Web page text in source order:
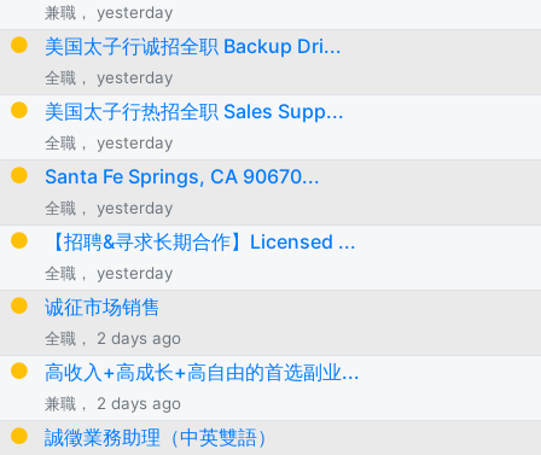
兼職， yesterday
美国太子行诚招全职 Backup Dri...
全職， yesterday
美国太子行热招全职 Sales Supp...
全職， yesterday
Santa Fe Springs, CA 90670...
全職， yesterday
【招聘&寻求长期合作】Licensed ...
全職， yesterday
诚征市场销售
全職， 2 days ago
高收入+高成长+高自由的首选副业...
兼職， 2 days ago
誠徵業務助理（中英雙語）